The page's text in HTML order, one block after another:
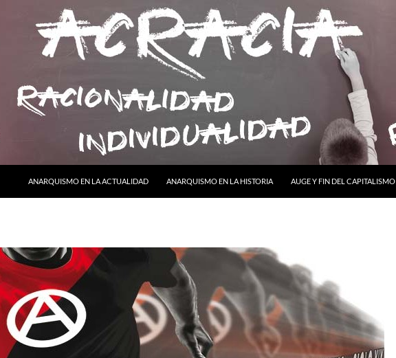
ANARQUISMO EN LA ACTUALIDAD
ANARQUISMO EN LA HISTORIA AUGE Y FIN DEL CAPITALISMO